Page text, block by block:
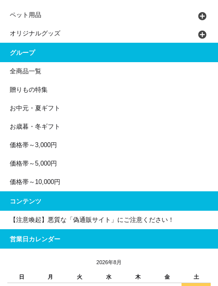
ペット用品
オリジナルグッズ
グループ
全商品一覧
贈りもの特集
お中元・夏ギフト
お歳暮・冬ギフト
価格帯～3,000円
価格帯～5,000円
価格帯～10,000円
コンテンツ
【注意喚起】悪質な「偽通販サイト」にご注意ください！
営業日カレンダー
2026年8月
日 月 火 水 木 金 土